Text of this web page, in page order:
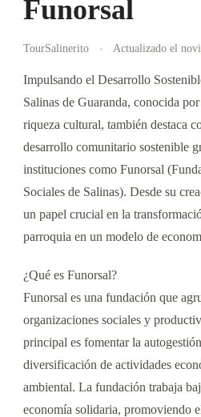
Funorsal
TourSalinerito Actualizado el
Impulsando el Desarrollo
Salinas de Guaranda, conocida
riqueza cultural, también destaca
desarrollo comunitario sostenible
instituciones como Funorsal
Sociales de Salinas). Desde su
un papel crucial en la
parroquia en un modelo de
¿Qué es Funorsal?
Funorsal es una fundación que
organizaciones sociales y
principal es fomentar la
diversificación de actividades
ambiental. La fundación trabaja
economía solidaria, promoviendo